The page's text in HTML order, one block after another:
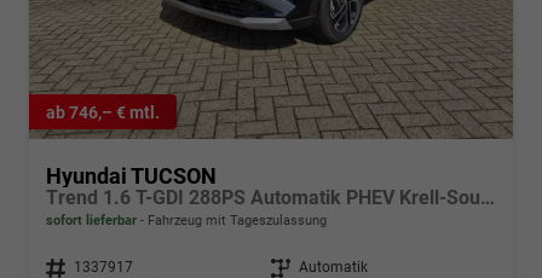
ab 746,– € mtl.
Hyundai TUCSON
Trend 1.6 T-GDI 288PS Automatik PHEV Krell-Sound Teill-Leder elektr. Heckklappe ACC Klimaautomatik Sitzheizung Lenkrandheizung Navi PDC v+h Rückf.Kamera Apple CarPlay + Android Auto 2xKeyless 19-LM vollelektr. Reichweite 68KM
sofort lieferbar Fahrzeug mit Tageszulassung
Fahrzeugnr. 1337917 Getriebe Automatik